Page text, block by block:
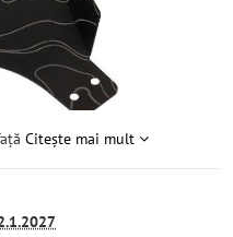
Citește mai mult